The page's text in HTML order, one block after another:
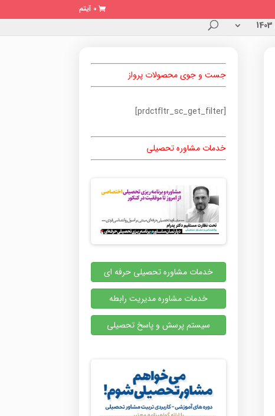
0 آیتم
جست و جوی محصولات پرواز
[prdctfltr_sc_get_filter]
خدمات مشاوره تحصیلی
خدمات مشاوره تحصیلی حرفه ای
خدمات مشاوره مدیریت رابطه
سیستم پرسش و پاسخ تحصیلی